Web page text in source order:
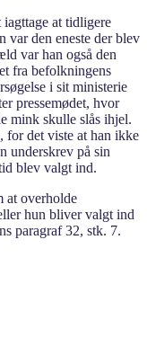
at tidligere
var den eneste der blev
var han også den
fra befolkningens
i sit ministerie
pressemødet, hvor
mink skulle slås ihjel.
for det viste at han ikke
underskrev på sin
blev valgt ind.
at overholde
hun bliver valgt ind
paragraf 32, stk. 7.